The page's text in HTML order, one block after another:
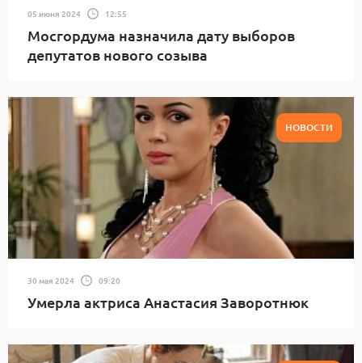
05 июня 2024 12:55
Мосгордума назначила дату выборов
депутатов нового созыва
НОВОСТИ
30 мая 2024 09:20
Умерла актриса Анастасия Заворотнюк